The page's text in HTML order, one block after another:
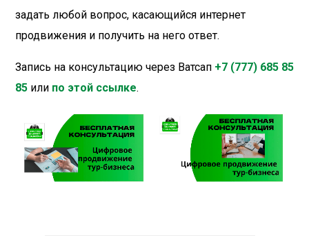
задать любой вопрос, касающийся интернет
продвижения и получить на него ответ.
Запись на консультацию через Ватсап +7 (777) 685 85
85 или по этой ссылке.